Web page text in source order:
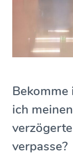
ich
verpasse?